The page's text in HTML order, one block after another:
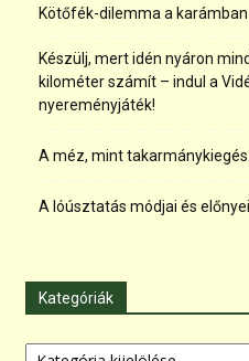
Kötőfék-dilemma a karámban
Készülj, mert idén nyáron
kilométer számít – indul a
nyereményjáték!
A méz, mint
A lóúsztatás módjai és előnyei
Kategóriák
Kategóriák